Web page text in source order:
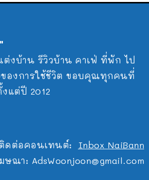
ต่งบ้าน รีวิวบ้าน คาเฟ่ ที่พัก ไป
องการใช้ชีวิต ขอบคุณทุกคนที่
แต่ปี 2012
ดต่อคอนเทนต์: Inbox NaiBann
ษณา: AdsWoonjoon@gmail.com